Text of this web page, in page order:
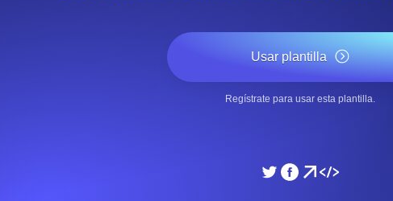
Uptime Monitoring para sitios web y APIs. Gratis para empezar.
Heartbeat monitoring para cron jobs y tareas programadas. Gratis
Usar plantilla
Regístrate para usar esta plantilla.